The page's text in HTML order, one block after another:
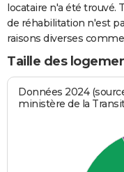
locataire n'a été trouvé.
de réhabilitation n'est
raisons diverses
Taille des
Données 2024
ministère de la